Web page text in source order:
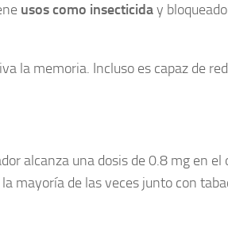
usos como insecticiday
la memoria. Incluso es capaz de
alcanza una dosis de 0.8 mg en el
mayoría de las veces junto con